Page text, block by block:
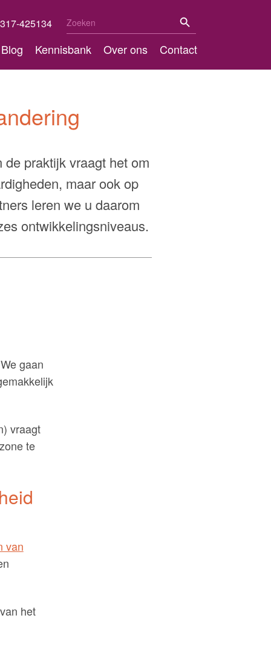
425134 Zoek
naar:
Blog Kennisbank Over ons Contact
praktijk vraagt het om
maar ook op
leren we u daarom
ontwikkelingsniveaus.
gaan
vraagt
te
van
het